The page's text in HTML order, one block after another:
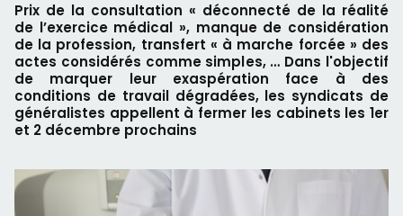
Prix de la consultation « déconnecté de la réalité
de l’exercice médical », manque de considération
de la profession, transfert « à marche forcée » des
actes considérés comme simples, … Dans l'objectif
de marquer leur exaspération face à des
conditions de travail dégradées, les syndicats de
généralistes appellent à fermer les cabinets les 1er
et 2 décembre prochains